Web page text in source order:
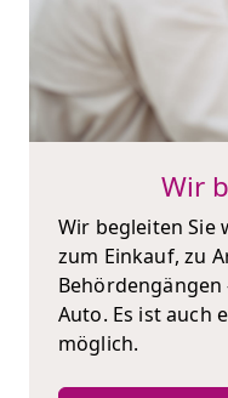
Wir
Wir begleiten Sie
zum Einkauf, zu
Auto. Es ist auch
möglich.